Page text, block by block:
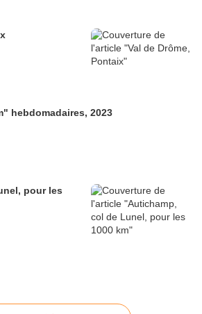
hebdomadaires, 2023
pour les